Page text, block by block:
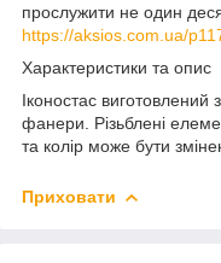
прослужити не один
https://aksios.com.ua/
Характеристики та опис
Іконостас виготовлений
фанери. Різьблені
та колір може бути
Приховати